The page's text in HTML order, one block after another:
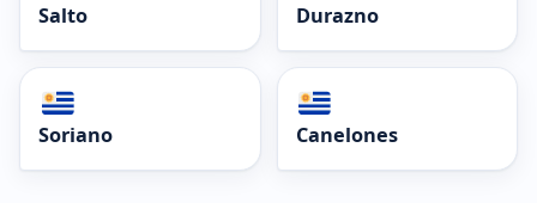
Salto Durazno
Soriano Canelones